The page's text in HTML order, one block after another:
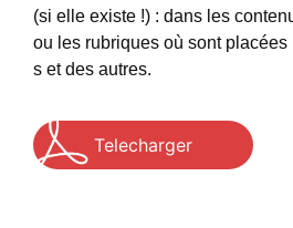
(si elle existe !) : dans les
ou les rubriques où sont
s et des autres.
Telecharger